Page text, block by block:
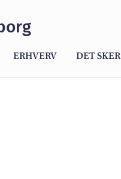
ERHVERV DET SKER